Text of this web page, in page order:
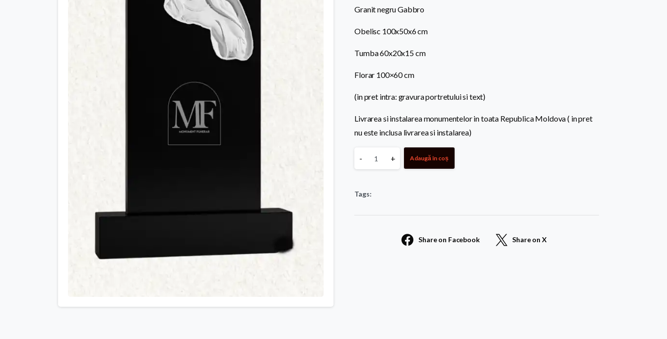
Granit negru Gabbro
Obelisc 100x50x6 cm
Tumba 60x20x15 cm
Florar 100×60 cm
(in pret intra: gravura portretului si text)
Livrarea si instalarea monumentelor in toata Republica Moldova ( in pret
nu este inclusa livrarea si instalarea)
Monument
123
- + Adaugă în coș
Tags:
Share on Facebook Share on X